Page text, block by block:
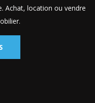
Achat, location ou vendre